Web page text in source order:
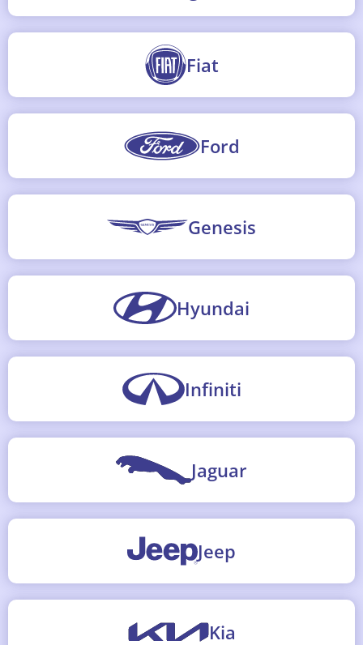
Fiat
Ford
Genesis
Hyundai
Infiniti
Jaguar
Jeep
Kia